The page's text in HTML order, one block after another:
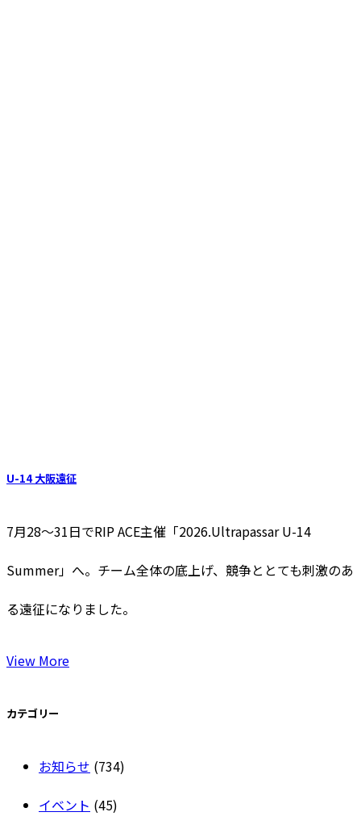
U-14 大阪遠征
7月28〜31日でRIP ACE主催「2026.Ultrapassar U-14
Summer」へ。チーム全体の底上げ、競争ととても刺激のあ
る遠征になりました。
View More
カテゴリー
お知らせ (734)
イベント (45)